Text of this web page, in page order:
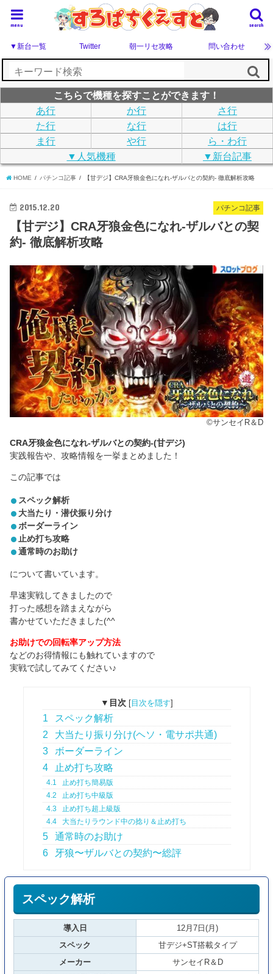
search
menu
▼新台一覧 Twitter 朝一リセ攻略 問い合わせ
こちらで機種を探すことができます！
あ行
か行
さ行
た行
な行
は行
ま行
や行
ら・わ行
▼人気機種
▼新台記事
HOME パチンコ記事 【甘デジ】CRA牙狼金色になれ-ザルバとの契約- 徹底解析攻略
パチンコ記事
2015.12.20
【甘デジ】CRA牙狼金色になれ-ザルバとの契
約- 徹底解析攻略
©サンセイR＆D
CRA牙狼金色になれ-ザルバとの契約-(甘デジ)
実践報告や、攻略情報を一挙まとめました！
この記事では
スペック解析
大当たり・潜伏振り分け
ボーダーライン
止め打ち攻略
通常時のお助け
について書いています。
早速実戦してきましたので
打った感想を踏まえながら
書かせていただきました(^^ゞ
お助けでの回転率アップ方法
などのお得情報にも触れていますので
実戦で試してみてください♪
▼目次 目次を隠す
1
スペック解析
2
大当たり振り分け(ヘソ・電サポ共通)
3
ボーダーライン
4
止め打ち攻略
4.1
止め打ち簡易版
4.2
止め打ち中級版
4.3
止め打ち超上級版
4.4
大当たりラウンド中の捻り＆止め打ち
5
通常時のお助け
6
牙狼〜ザルバとの契約〜総評
スペック解析
導入日
12月7日(月)
スペック
甘デジ+ST搭載タイプ
メーカー
サンセイR＆D